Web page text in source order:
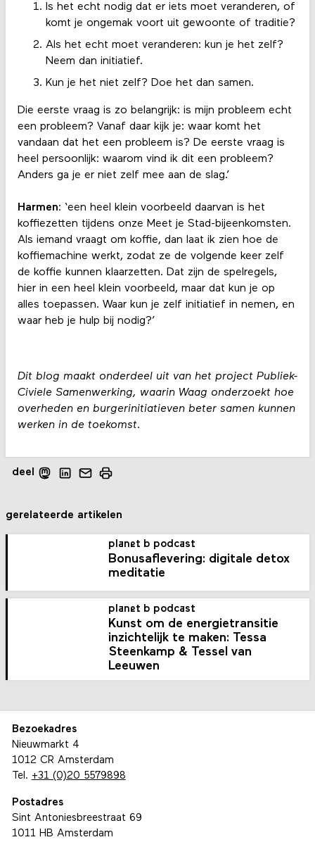
Is het echt nodig dat er iets moet veranderen, of
komt je ongemak voort uit gewoonte of traditie?
Als het echt moet veranderen: kun je het zelf?
Neem dan initiatief.
Kun je het niet zelf? Doe het dan samen.
Die eerste vraag is zo belangrijk: is mijn probleem echt
een probleem? Vanaf daar kijk je: waar komt het
vandaan dat het een probleem is? De eerste vraag is
heel persoonlijk: waarom vind ik dit een probleem?
Anders ga je er niet zelf mee aan de slag.’
Harmen: ‘een heel klein voorbeeld daarvan is het
koffiezetten tijdens onze Meet je Stad-bijeenkomsten.
Als iemand vraagt om koffie, dan laat ik zien hoe de
koffiemachine werkt, zodat ze de volgende keer zelf
de koffie kunnen klaarzetten. Dat zijn de spelregels,
hier in een heel klein voorbeeld, maar dat kun je op
alles toepassen. Waar kun je zelf initiatief in nemen, en
waar heb je hulp bij nodig?’
Dit blog maakt onderdeel uit van het project Publiek-
Civiele Samenwerking, waarin Waag onderzoekt hoe
overheden en burgerinitiatieven beter samen kunnen
werken in de toekomst.
deel
gerelateerde artikelen
planet b podcast
Bonusaflevering: digitale detox
meditatie
planet b podcast
Kunst om de energietransitie
inzichtelijk te maken: Tessa
Steenkamp & Tessel van
Leeuwen
Bezoekadres
Nieuwmarkt 4
1012 CR Amsterdam
Tel. +31 (0)20 5579898
Postadres
Sint Antoniesbreestraat 69
1011 HB Amsterdam